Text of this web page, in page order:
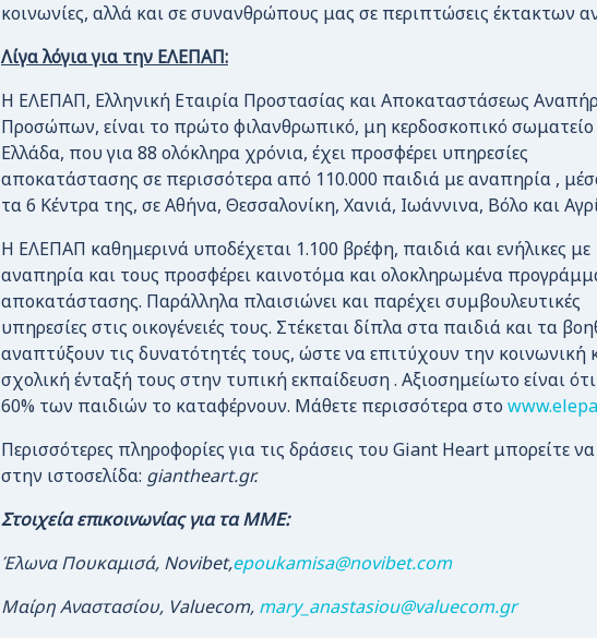
κοινωνίες, αλλά και σε συνανθρώπους μας σε περιπτώσεις έκτακτων
Λίγα λόγια για την ΕΛΕΠΑΠ:
Η ΕΛΕΠΑΠ, Ελληνική Εταιρία Προστασίας και Αποκαταστάσεως
Προσώπων, είναι το πρώτο φιλανθρωπικό, μη κερδοσκοπικό
Ελλάδα, που για 88 ολόκληρα χρόνια, έχει προσφέρει υπηρεσίες
αποκατάστασης σε περισσότερα από 110.000 παιδιά με αναπηρία ,
τα 6 Κέντρα της, σε Αθήνα, Θεσσαλονίκη, Χανιά, Ιωάννινα, Βόλο και
Η ΕΛΕΠΑΠ καθημερινά υποδέχεται 1.100 βρέφη, παιδιά και ενήλικες με
αναπηρία και τους προσφέρει καινοτόμα και ολοκληρωμένα
αποκατάστασης. Παράλληλα πλαισιώνει και παρέχει συμβουλευτικές
υπηρεσίες στις οικογένειές τους. Στέκεται δίπλα στα παιδιά και τα
αναπτύξουν τις δυνατότητές τους, ώστε να επιτύχουν την κοινωνική
σχολική ένταξή τους στην τυπική εκπαίδευση . Αξιοσημείωτο είναι
60% των παιδιών το καταφέρνουν. Μάθετε περισσότερα στο
Περισσότερες πληροφορίες για τις δράσεις του Giant Heart μπορείτε να
στην ιστοσελίδα: giantheart.gr.
Στοιχεία επικοινωνίας για τα ΜΜΕ:
Έλωνα Πουκαμισά, Novibet,epoukamisa@novibet.com
Μαίρη Αναστασίου, Valuecom, mary_anastasiou@valuecom.gr